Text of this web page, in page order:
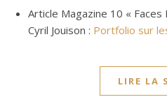
Article Magazine 10 «
Cyril Jouison : Portfolio sur
LIRE LA